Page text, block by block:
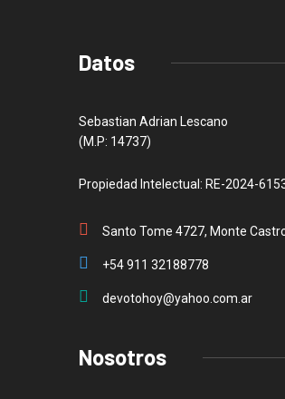
Datos
Sebastian Adrian Lescano
(M.P: 14737)
Propiedad Intelectual: RE-2024-
Santo Tome 4727, Monte
+54 911 32188778
devotohoy@yahoo.com.ar
Nosotros